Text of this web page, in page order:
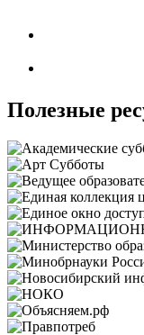
Полезные